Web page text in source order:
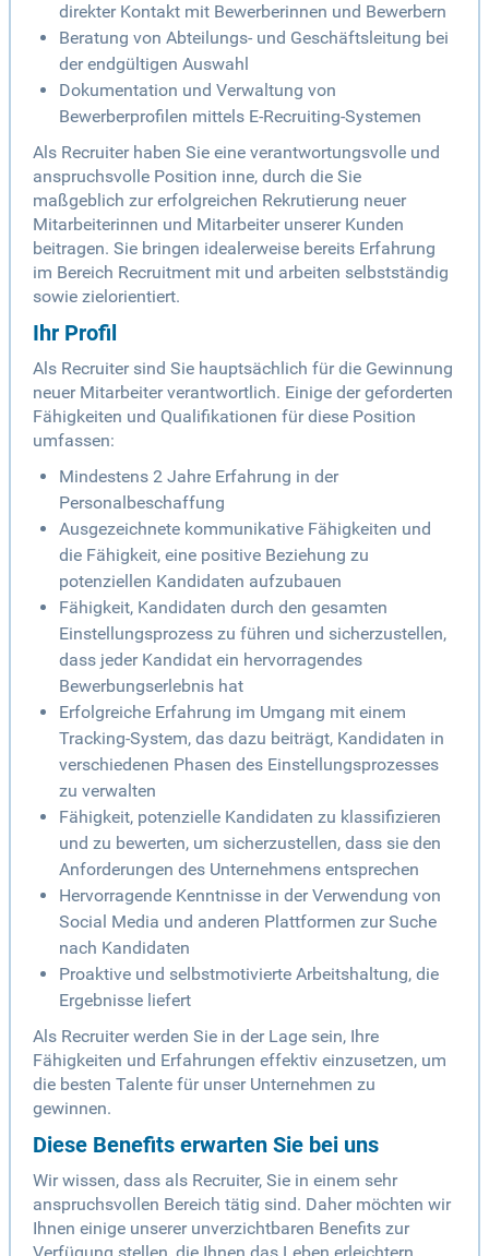
direkter Kontakt mit Bewerberinnen und Bewerbern
Beratung von Abteilungs- und Geschäftsleitung bei
der endgültigen Auswahl
Dokumentation und Verwaltung von
Bewerberprofilen mittels E-Recruiting-Systemen
Als Recruiter haben Sie eine verantwortungsvolle und
anspruchsvolle Position inne, durch die Sie
maßgeblich zur erfolgreichen Rekrutierung neuer
Mitarbeiterinnen und Mitarbeiter unserer Kunden
beitragen. Sie bringen idealerweise bereits Erfahrung
im Bereich Recruitment mit und arbeiten selbstständig
sowie zielorientiert.
Ihr Profil
Als Recruiter sind Sie hauptsächlich für die Gewinnung
neuer Mitarbeiter verantwortlich. Einige der geforderten
Fähigkeiten und Qualifikationen für diese Position
umfassen:
Mindestens 2 Jahre Erfahrung in der
Personalbeschaffung
Ausgezeichnete kommunikative Fähigkeiten und
die Fähigkeit, eine positive Beziehung zu
potenziellen Kandidaten aufzubauen
Fähigkeit, Kandidaten durch den gesamten
Einstellungsprozess zu führen und sicherzustellen,
dass jeder Kandidat ein hervorragendes
Bewerbungserlebnis hat
Erfolgreiche Erfahrung im Umgang mit einem
Tracking-System, das dazu beiträgt, Kandidaten in
verschiedenen Phasen des Einstellungsprozesses
zu verwalten
Fähigkeit, potenzielle Kandidaten zu klassifizieren
und zu bewerten, um sicherzustellen, dass sie den
Anforderungen des Unternehmens entsprechen
Hervorragende Kenntnisse in der Verwendung von
Social Media und anderen Plattformen zur Suche
nach Kandidaten
Proaktive und selbstmotivierte Arbeitshaltung, die
Ergebnisse liefert
Als Recruiter werden Sie in der Lage sein, Ihre
Fähigkeiten und Erfahrungen effektiv einzusetzen, um
die besten Talente für unser Unternehmen zu
gewinnen.
Diese Benefits erwarten Sie bei uns
Wir wissen, dass als Recruiter, Sie in einem sehr
anspruchsvollen Bereich tätig sind. Daher möchten wir
Ihnen einige unserer unverzichtbaren Benefits zur